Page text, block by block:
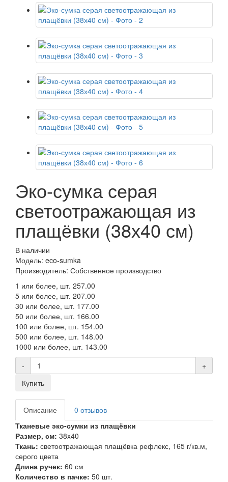
Эко-сумка серая
светоотражающая из
плащёвки (38х40 см)
В наличии
Модель: eco-sumka
Производитель: Собственное производство
1 или более, шт. 257.00
5 или более, шт. 207.00
30 или более, шт. 177.00
50 или более, шт. 166.00
100 или более, шт. 154.00
500 или более, шт. 148.00
1000 или более, шт. 143.00
-
+
Купить
Описание
0 отзывов
Тканевые эко-сумки из плащёвки
Размер, см: 38x40
Ткань: светоотражающая плащёвка рефлекс, 165 г/кв.м,
серого цвета
Длина ручек: 60 см
Количество в пачке: 50 шт.